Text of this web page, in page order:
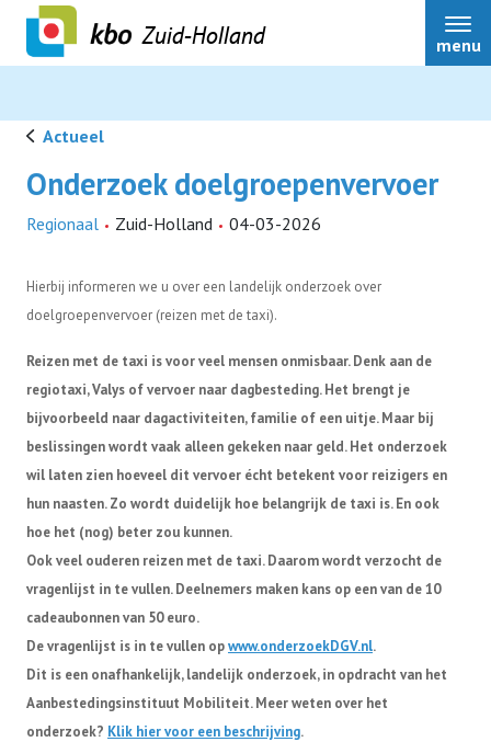
Zuid-Holland menu
Over ons
Actueel
Ledenvoordeel
Speerpunten
Afdelingen
Informatie
Informatie
Contact
Actueel
Onderzoek doelgroepenvervoer
Regionaal Zuid-Holland 04-03-2026
Hierbij informeren we u over een landelijk onderzoek over
doelgroepenvervoer (reizen met de taxi).
Reizen met de taxi is voor veel mensen onmisbaar. Denk aan de
regiotaxi, Valys of vervoer naar dagbesteding. Het brengt je
bijvoorbeeld naar dagactiviteiten, familie of een uitje. Maar bij
beslissingen wordt vaak alleen gekeken naar geld. Het onderzoek
wil laten zien hoeveel dit vervoer écht betekent voor reizigers en
hun naasten. Zo wordt duidelijk hoe belangrijk de taxi is. En ook
hoe het (nog) beter zou kunnen.
Ook veel ouderen reizen met de taxi. Daarom wordt verzocht de
vragenlijst in te vullen. Deelnemers maken kans op een van de 10
cadeaubonnen van 50 euro.
De vragenlijst is in te vullen opwww.onderzoekDGV.nl.
Dit is een onafhankelijk, landelijk onderzoek, in opdracht van het
Aanbestedingsinstituut Mobiliteit. Meer weten over het
onderzoek? Klik hier voor een beschrijving.